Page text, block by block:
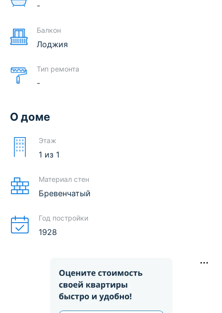
-
Балкон
Лоджия
Тип ремонта
-
О доме
Этаж
1 из 1
Материал стен
Бревенчатый
Год постройки
1928